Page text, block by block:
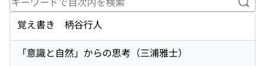
キ
覚え書き 柄谷行人
「意識と自然」からの思考（三浦雅士）